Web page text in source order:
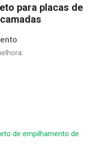
para placas de
de empilhamento de